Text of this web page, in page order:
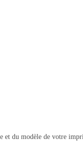
et du modèle de votre